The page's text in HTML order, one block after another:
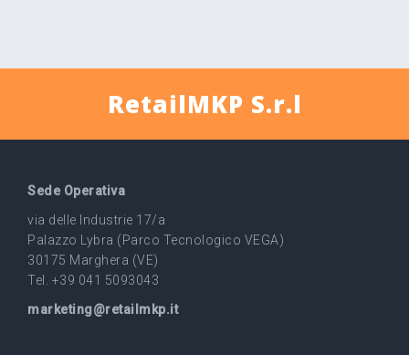
RetailMKP S.r.l
Sede Operativa
via delle Industrie 17/a
Palazzo Lybra (Parco Tecnologico VEGA)
30175 Marghera (VE)
Tel. +39 041 5093043
marketing@retailmkp.it